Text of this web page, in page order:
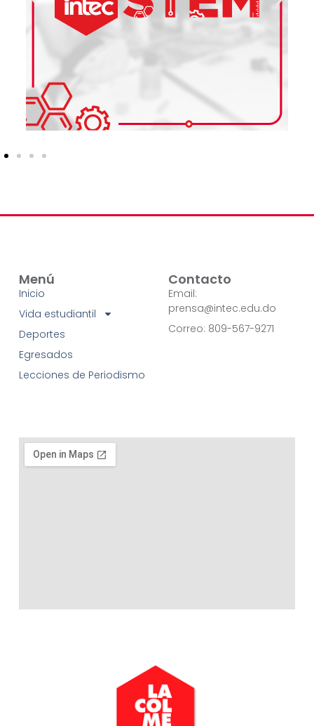
Menú
Inicio
Vida estudiantil
Deportes
Egresados
Lecciones de Periodismo
Contacto
Email:
prensa@intec.edu.do
Correo: 809-567-9271